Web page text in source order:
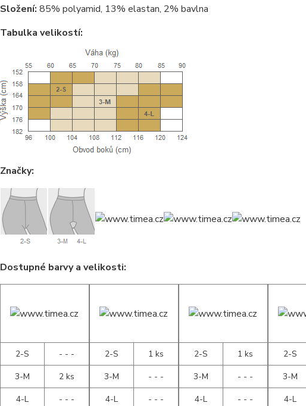
Složení: 85% polyamid, 13% elastan, 2% bavlna
Tabulka velikostí:
Značky:
Dostupné barvy a velikosti:
2-S
- - -
3-M
2 ks
4-L
- - -
2-S
1 ks
3-M
- - -
4-L
- - -
2-S
1 ks
3-M
- - -
4-L
- - -
2-S
3-M
4-L